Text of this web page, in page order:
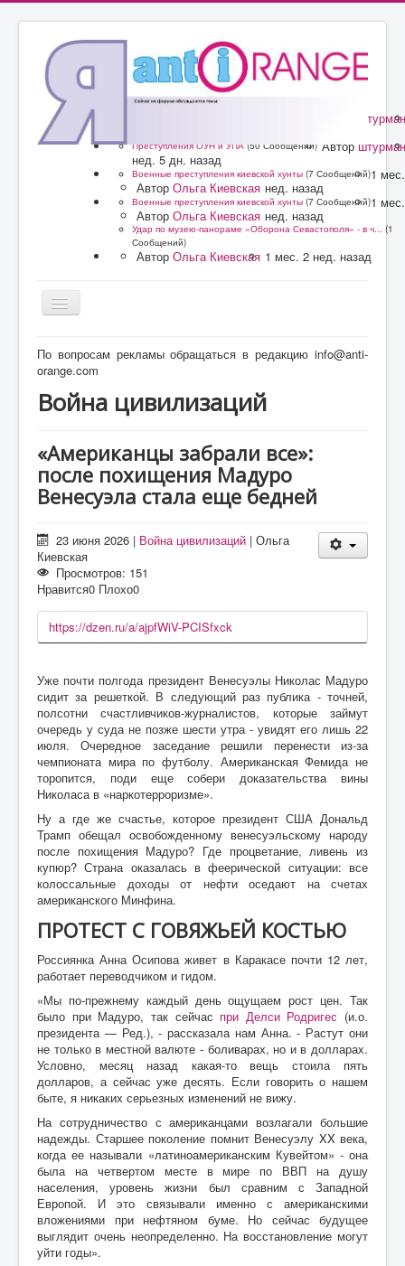
штурман
Преступления ОУН и УПА (50 Сообщений) Автор штурман
нед. 5 дн. назад
Военные преступления киевской хунты (7 Сообщений)
Автор Ольга Киевская
1
нед. назад
Военные преступления киевской хунты (7 Сообщений)
Автор Ольга Киевская
1
нед. назад
Удар по музею-панораме «Оборона Севастополя» - в ч...
(1
Сообщений)
Автор Ольга Киевская 1 мес. 2 нед. назад
Форум
О проекте
Литература
По вопросам рекламы обращаться в редакцию info@anti-
orange.com
Война цивилизаций
«Американцы забрали все»:
после похищения Мадуро
Венесуэла стала еще бедней
23 июня 2026 | Война цивилизаций |Ольга
Киевская
Просмотров: 151
Нравится0 Плохо0
https://dzen.ru/a/ajpfWiV-PCISfxck
Уже почти полгода президент Венесуэлы Николас Мадуро
сидит за решеткой. В следующий раз публика - точней,
полсотни счастливчиков-журналистов, которые займут
очередь у суда не позже шести утра - увидят его лишь 22
июля. Очередное заседание решили перенести из-за
чемпионата мира по футболу. Американская Фемида не
торопится, поди еще собери доказательства вины
Николаса в «наркотерроризме».
Ну а где же счастье, которое президент США Дональд
Трамп обещал освобожденному венесуэльскому народу
после похищения Мадуро? Где процветание, ливень из
купюр? Страна оказалась в феерической ситуации: все
колоссальные доходы от нефти оседают на счетах
американского Минфина.
ПРОТЕСТ С ГОВЯЖЬЕЙ КОСТЬЮ
Россиянка Анна Осипова живет в Каракасе почти 12 лет,
работает переводчиком и гидом.
«Мы по-прежнему каждый день ощущаем рост цен. Так
было при Мадуро, так сейчас при Делси Родригес (и.о.
президента — Ред.), - рассказала нам Анна. - Растут они
не только в местной валюте - боливарах, но и в долларах.
Условно, месяц назад какая-то вещь стоила пять
долларов, а сейчас уже десять. Если говорить о нашем
быте, я никаких серьезных изменений не вижу.
На сотрудничество с американцами возлагали большие
надежды. Старшее поколение помнит Венесуэлу XX века,
когда ее называли «латиноамериканским Кувейтом» - она
была на четвертом месте в мире по ВВП на душу
населения, уровень жизни был сравним с Западной
Европой. И это связывали именно с американскими
вложениями при нефтяном буме. Но сейчас будущее
выглядит очень неопределенно. На восстановление могут
уйти годы».